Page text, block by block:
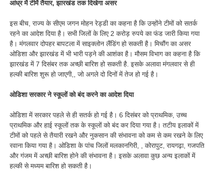
आंध्र में टीमें तैयार, झारखंड तक दिखेगा असर
इस बीच, राज्य के सीएम जगन मोहन रेड्डी का कहना है कि उन्होंने टीमों को सतर्क
रहने का आदेश दिया है। सभी जिलों के लिए 2 करोड़ रुपये का फंड जारी किया गया
है। मंगलवार दोपहर बापटला में साइक्लोन लैंडिंग हो सकती है। मिचौंग का असर
ओडिशा और झारखंड में भी भारी पड़ने की आशंका है। मौसम विभाग का कहना है कि
झारखंड में 7 दिसंबर तक अच्छी बारिश हो सकती है. इसके अलावा मंगलवार से ही
हल्की बारिश शुरू हो जाएगी,, जो अगले दो दिनों में तेज हो गई है।
ओडिशा सरकार ने स्कूलों को बंद करने का आदेश दिया
ओडिशा में सरकार पहले से ही सतर्क हो गई है। 6 दिसंबर को प्राथमिक, उच्च
प्राथमिक और हाई स्कूलों तक के स्कूलों को बंद कर दिया गया है। तटीय इलाकों में
टीमों को पहले से तैयारी रखने और नुकसान की संभावना को कम से कम रखने के लिए
रवाना किया गया है। ओडिशा के पांच जिलों मलकानगिरी, , कोरापुट, रायगढ़ा, गजपति
और गंजम में अच्छी बारिश होने की संभावना है। इसके अलावा कुछ अन्य इलाकों में
हल्की से मध्यम बारिश हो सकती है।